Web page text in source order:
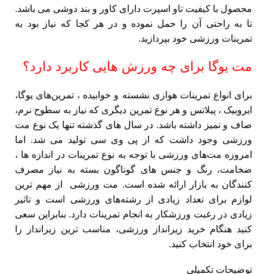
محصول با کیفیت تاو اسپرت دارای کاور و بند دوشی می باشد.
تا به راحتی آن را حمل نموده و در هر کجا که نیاز بود به
تمرینات ورزشی خود بپردازید.
مت یوگا برای چه ورزش هایی کاربرد دارد؟
برای انواع تمرینات هوازی نشسته و خوابیده ، تمرین‌های یوگا،
ایروبیک ، پیلاتس و هر نوع تمرین دیگری که نیاز به سطوح نرم،
صاف و تمیز داشته باشد. در سال های گذشته تنها یک نوع مت
ورزشی وجود داشت که از پی وی سی تولید می شد. اما
امروزه مت‌های ورزشی با توجه به نوع تمرینات در اندازه ها ،
ضخامت، رنگ و جنس های گوناگون بسته به نیاز مصرف
کنندگان به بازار ارائه شده است. مت ورزشی از مهم ترین
لوازم برای تعداد زیادی از رشته‌های ورزشی است و تاثیر
زیادی در رغبت ورزشکار به انجام تمرینات دارد. بنابراین سعی
کنید هنگام خرید زیرانداز ورزشی، مناسب ترین زیرانداز را
برای خود انتخاب کنید.
توضیحات تکمیلی